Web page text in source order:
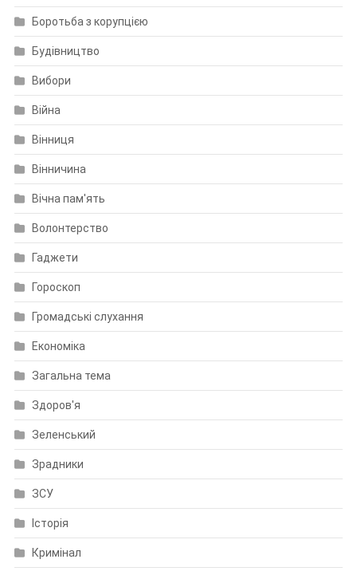
Боротьба з корупцією
Будівництво
Вибори
Війна
Вінниця
Вінничина
Вічна пам'ять
Волонтерство
Гаджети
Гороскоп
Громадські слухання
Економіка
Загальна тема
Здоров'я
Зеленський
Зрадники
ЗСУ
Історія
Кримінал